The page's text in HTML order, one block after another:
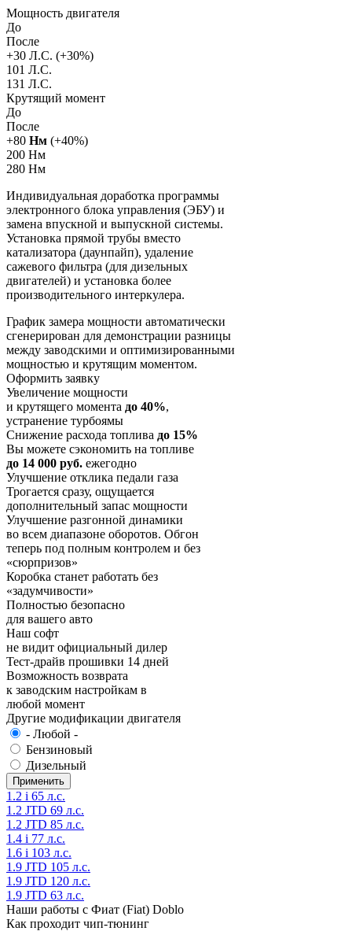
Мощность двигателя
До
После
+30 Л.С. (+30%)
101 Л.С.
131 Л.С.
Крутящий момент
До
После
+80 Нм (+40%)
200 Нм
280 Нм
Индивидуальная доработка программы
электронного блока управления (ЭБУ) и
замена впускной и выпускной системы.
Установка прямой трубы вместо
катализатора (даунпайп), удаление
сажевого фильтра (для дизельных
двигателей) и установка более
производительного интеркулера.
График замера мощности автоматически
сгенерирован для демонстрации разницы
между заводскими и оптимизированными
мощностью и крутящим моментом.
Оформить заявку
Увеличение мощности
и крутящего момента до 40%,
устранение турбоямы
Снижение расхода топлива до 15%
Вы можете сэкономить на топливе
до 14 000 руб. ежегодно
Улучшение отклика педали газа
Трогается сразу, ощущается
дополнительный запас мощности
Улучшение разгонной динамики
во всем диапазоне оборотов. Обгон
теперь под полным контролем и без
«сюрпризов»
Коробка станет работать без
«задумчивости»
Полностью безопасно
для вашего авто
Наш софт
не видит официальный дилер
Тест-драйв прошивки 14 дней
Возможность возврата
к заводским настройкам в
любой момент
Другие модификации двигателя
- Любой -
Бензиновый
Дизельный
1.2 i 65 л.с.
1.2 JTD 69 л.с.
1.2 JTD 85 л.с.
1.4 i 77 л.с.
1.6 i 103 л.с.
1.9 JTD 105 л.с.
1.9 JTD 120 л.с.
1.9 JTD 63 л.с.
Наши работы с Фиат (Fiat) Doblo
Как проходит чип-тюнинг